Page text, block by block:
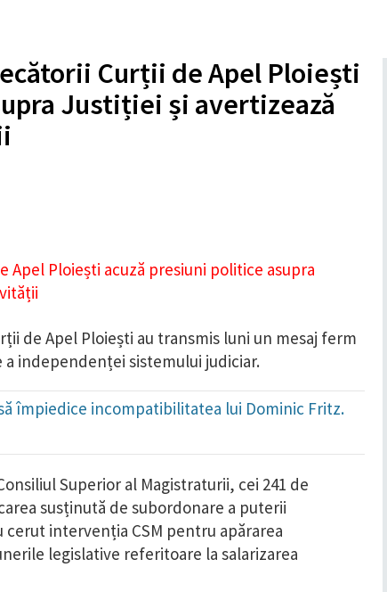
Curții de Apel Ploiești
Justiției și avertizează
de Apel Ploiești au transmis luni un mesaj ferm
independenței sistemului judiciar.
împiedice incompatibilitatea lui Dominic Fritz.
Superior al Magistraturii, cei 241 de
susținută de subordonare a puterii
intervenția CSM pentru apărarea
legislative referitoare la salarizarea